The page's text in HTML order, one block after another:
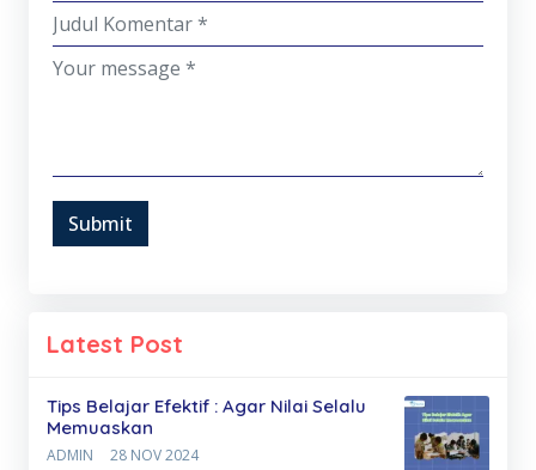
Submit
Latest Post
Tips Belajar Efektif : Agar Nilai Selalu
Memuaskan
ADMIN 28 NOV 2024